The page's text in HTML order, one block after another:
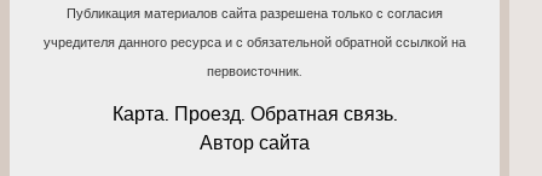
Публикация материалов сайта разрешена только с согласия
учредителя данного ресурса и с обязательной обратной ссылкой на
первоисточник.
Карта. Проезд. Обратная связь.
Автор сайта